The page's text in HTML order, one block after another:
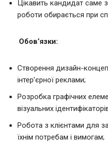
Цікавить кандидат саме
роботи обирається при
Обов’язки:
Створення дизайн-
інтер’єрної реклами;
Розробка графічних
візуальних
Робота з клієнтами для
їхнім потребам і вимогам;